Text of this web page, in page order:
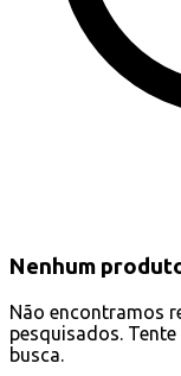
Nenhum
Não encontramos
pesquisados.
busca.